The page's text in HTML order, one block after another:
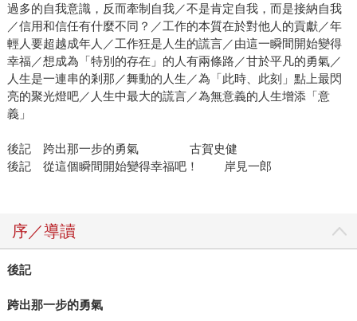
過多的自我意識，反而牽制自我／不是肯定自我，而是接納自我
／信用和信任有什麼不同？／工作的本質在於對他人的貢獻／年
輕人要超越成年人／工作狂是人生的謊言／由這一瞬間開始變得
幸福／想成為「特別的存在」的人有兩條路／甘於平凡的勇氣／
人生是一連串的剎那／舞動的人生／為「此時、此刻」點上最閃
亮的聚光燈吧／人生中最大的謊言／為無意義的人生增添「意
義」
後記 跨出那一步的勇氣 古賀史健
後記 從這個瞬間開始變得幸福吧！ 岸見一郎
序／導讀
後記
跨出那一步的勇氣